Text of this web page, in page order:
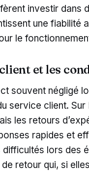
investir dans
une fiabilité
le
et les
souvent négligé
service client.
les retours
rapides et
lors des
retour qui, si